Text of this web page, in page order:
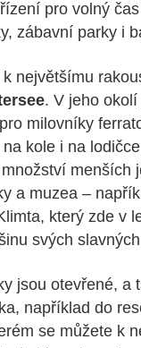
pro volný
zábavní parky i
největšímu
. V jeho
milovníky
kole i na
menších
a muzea –
který zde v
svých
jsou otevřené, a
například do
se můžete k